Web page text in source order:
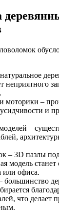
неприятного
моторики –
и
–
– 3D пазлы
модель
или офиса.
большинство
что делает